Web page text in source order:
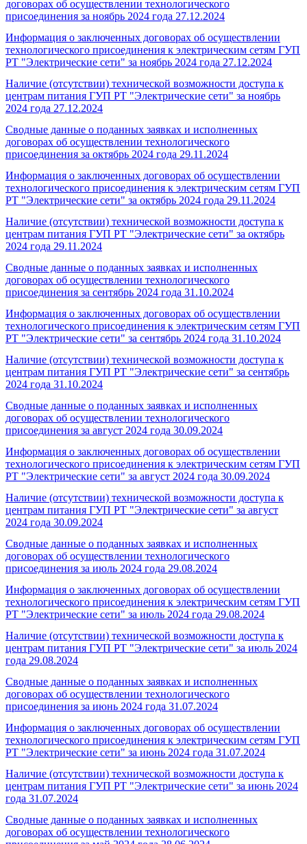
договорах об осуществлении технологического
присоединения за ноябрь 2024 года 27.12.2024
Информация о заключенных договорах об осуществлении
технологического присоединения к электрическим сетям ГУП
РТ "Электрические сети" за ноябрь 2024 года 27.12.2024
Наличие (отсутствии) технической возможности доступа к
центрам питания ГУП РТ "Электрические сети" за ноябрь
2024 года 27.12.2024
Сводные данные о поданных заявках и исполненных
договорах об осуществлении технологического
присоединения за октябрь 2024 года 29.11.2024
Информация о заключенных договорах об осуществлении
технологического присоединения к электрическим сетям ГУП
РТ "Электрические сети" за октябрь 2024 года 29.11.2024
Наличие (отсутствии) технической возможности доступа к
центрам питания ГУП РТ "Электрические сети" за октябрь
2024 года 29.11.2024
Сводные данные о поданных заявках и исполненных
договорах об осуществлении технологического
присоединения за сентябрь 2024 года 31.10.2024
Информация о заключенных договорах об осуществлении
технологического присоединения к электрическим сетям ГУП
РТ "Электрические сети" за сентябрь 2024 года 31.10.2024
Наличие (отсутствии) технической возможности доступа к
центрам питания ГУП РТ "Электрические сети" за сентябрь
2024 года 31.10.2024
Сводные данные о поданных заявках и исполненных
договорах об осуществлении технологического
присоединения за август 2024 года 30.09.2024
Информация о заключенных договорах об осуществлении
технологического присоединения к электрическим сетям ГУП
РТ "Электрические сети" за август 2024 года 30.09.2024
Наличие (отсутствии) технической возможности доступа к
центрам питания ГУП РТ "Электрические сети" за август
2024 года 30.09.2024
Сводные данные о поданных заявках и исполненных
договорах об осуществлении технологического
присоединения за июль 2024 года 29.08.2024
Информация о заключенных договорах об осуществлении
технологического присоединения к электрическим сетям ГУП
РТ "Электрические сети" за июль 2024 года 29.08.2024
Наличие (отсутствии) технической возможности доступа к
центрам питания ГУП РТ "Электрические сети" за июль 2024
года 29.08.2024
Сводные данные о поданных заявках и исполненных
договорах об осуществлении технологического
присоединения за июнь 2024 года 31.07.2024
Информация о заключенных договорах об осуществлении
технологического присоединения к электрическим сетям ГУП
РТ "Электрические сети" за июнь 2024 года 31.07.2024
Наличие (отсутствии) технической возможности доступа к
центрам питания ГУП РТ "Электрические сети" за июнь 2024
года 31.07.2024
Сводные данные о поданных заявках и исполненных
договорах об осуществлении технологического